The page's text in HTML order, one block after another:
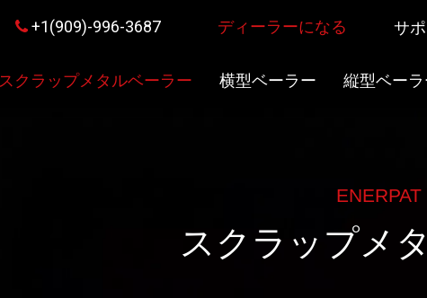
+1(909)-996-3687 ディーラーになる サ
スクラップメタルベーラー 横型ベーラー 縦型ベーラ
ENERPAT
スクラップメ